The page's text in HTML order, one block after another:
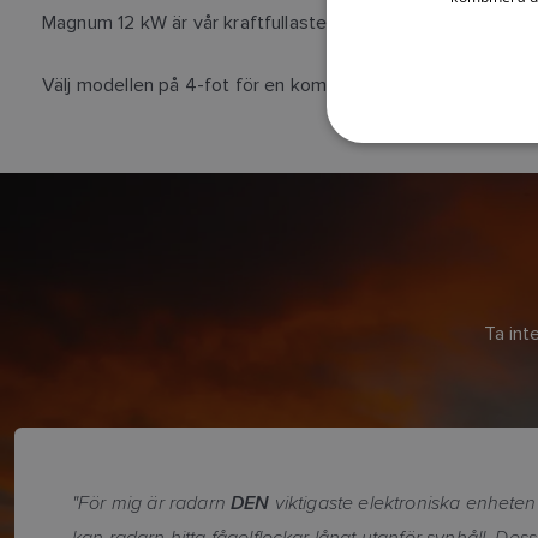
Magnum 12 kW är vår kraftfullaste Magnum-radar med
Välj modellen på 4-fot för en kompakt radar med hög
Ta
"För mig är radarnDEN viktigaste elektroniska